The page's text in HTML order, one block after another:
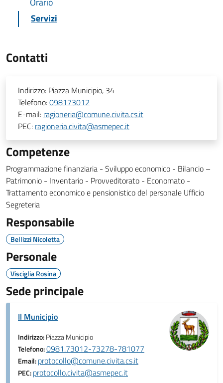
Servizi
Contatti
Indirizzo: Piazza Municipio, 34
Telefono:098173012
E-mail: ragioneria@comune.civita.cs.it
PEC: ragioneria.civita@asmepec.it
Competenze
Programmazione finanziaria - Sviluppo economico - Bilancio –
Patrimonio - Inventario - Provveditorato - Economato -
Trattamento economico e pensionistico del personale Ufficio
Segreteria
Responsabile
Bellizzi Nicoletta
Personale
Visciglia Rosina
Sede principale
Il Municipio
Indirizzo:Piazza Municipio
Telefono:0981.73012-73278-781077
Email:protocollo@comune.civita.cs.it
PEC:protocollo.civita@asmepec.it